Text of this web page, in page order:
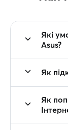
Які
Asus?
Як
Як